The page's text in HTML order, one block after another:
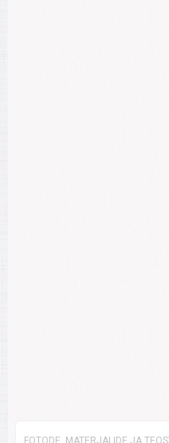
FOTODE, MATERJALIDE JA